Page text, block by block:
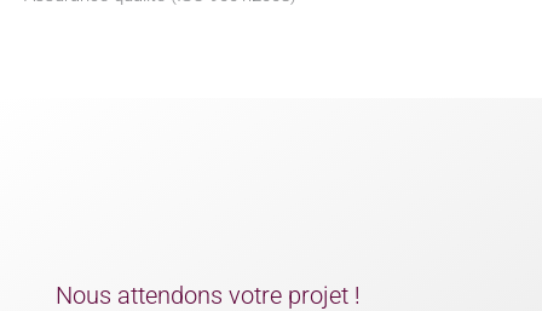
Nous attendons votre projet !